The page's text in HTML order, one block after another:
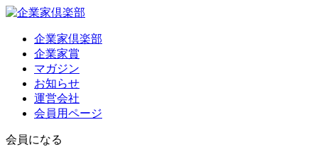
企業家倶楽部
企業家賞
マガジン
お知らせ
運営会社
会員用ページ
会員になる